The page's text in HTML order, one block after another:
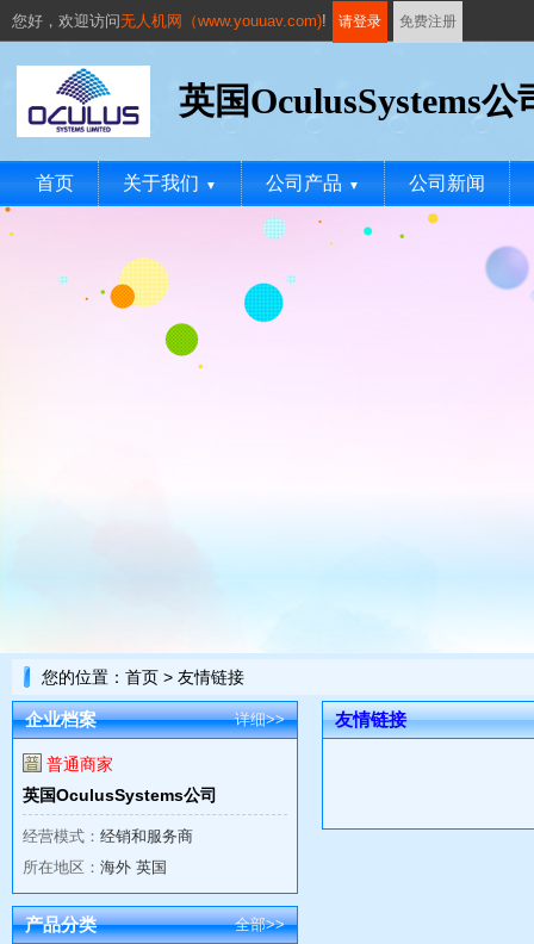
您好， 欢迎访问无人机网（www.youuav.com)! 请登录 免费注册
英国OculusSystems公
首页 关于我们 ▼ 公司产品 ▼ 公司新闻
您的位置： 首页 > 友情链接
企业档案 详细>>
普通商家
英国OculusSystems公司
经营模式： 经销和服务商
所在地区： 海外 英国
产品分类 全部>>
友情链接